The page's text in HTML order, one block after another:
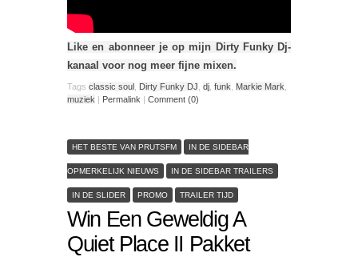
Like en abonneer je op mijn Dirty Funky Dj-
kanaal voor nog meer fijne mixen.
Tags classic soul Dirty Funky DJ dj funk Markie Mark
muziek | Permalink | Comment (0)
HET BESTE VAN PRUTSFM IN DE SIDEBAR
OPMERKELIJK NIEUWS IN DE SIDEBAR TRAILERS
IN DE SLIDER PROMO TRAILER TIJD
Win Een Geweldig A
Quiet Place II Pakket